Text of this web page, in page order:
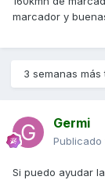
marcador y
3 semanas más
Germi
Publicado
Si puedo ayudar